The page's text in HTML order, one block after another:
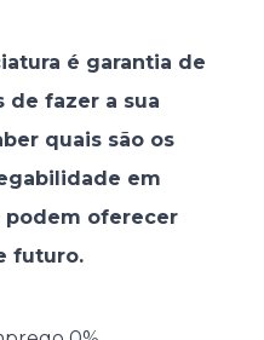
é garantia de
de fazer a sua
quais são os
em
podem oferecer
futuro.